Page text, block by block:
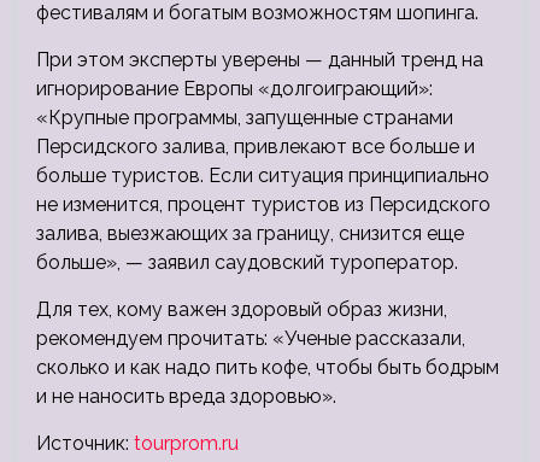
фестивалям и богатым возможностям шопинга.
При этом эксперты уверены — данный тренд на
игнорирование Европы «долгоиграющий»:
«Крупные программы, запущенные странами
Персидского залива, привлекают все больше и
больше туристов. Если ситуация принципиально
не изменится, процент туристов из Персидского
залива, выезжающих за границу, снизится еще
больше», — заявил саудовский туроператор.
Для тех, кому важен здоровый образ жизни,
рекомендуем прочитать: «Ученые рассказали,
сколько и как надо пить кофе, чтобы быть бодрым
и не наносить вреда здоровью».
Источник: tourprom.ru